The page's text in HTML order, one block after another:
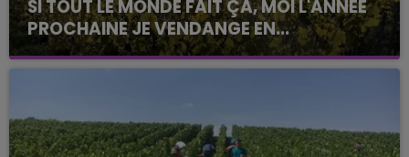
SI TOUT LE MONDE FAIT ÇA, MOI L'ANNÉE
PROCHAINE JE VENDANGE EN...
La vendange en Champagne a débuté ce jeudi 6
août dans la commune de Montgueux (Aube). Du